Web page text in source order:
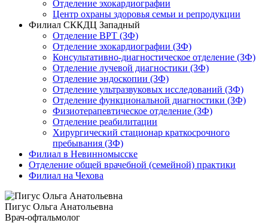
Отделение эхокардиографии
Центр охраны здоровья семьи и репродукции
Филиал СККДЦ Западный
Отделение ВРТ (ЗФ)
Отделение эхокардиографии (ЗФ)
Консультативно-диагностическое отделение (ЗФ)
Отделение лучевой диагностики (ЗФ)
Отделение эндоскопии (ЗФ)
Отделение ультразвуковых исследований (ЗФ)
Отделение функциональной диагностики (ЗФ)
Физиотерапевтическое отделение (ЗФ)
Отделение реабилитации
Хирургический стационар краткосрочного
пребывания (ЗФ)
Филиал в Невинномысске
Отделение общей врачебной (семейной) практики
Филиал на Чехова
Пигус Ольга Анатольевна
Врач-офтальмолог